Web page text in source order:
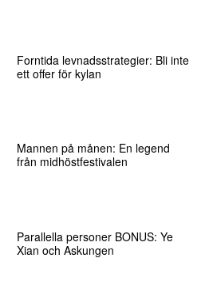
Forntida levnadsstrategier: Bli inte
ett offer för kylan
Mannen på månen: En legend
från midhöstfestivalen
Parallella personer BONUS: Ye
Xian och Askungen